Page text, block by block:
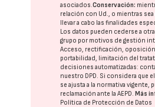
asociados.Conservación:
relación con Ud., o mientras sea
llevar a cabo las finalidades
Los datos pueden cederse a
grupo por motivos de gestión
Acceso, rectificación,
portabilidad, limitación del
decisiones automatizadas:
nuestro DPD. Si considera que
se ajusta a la normativa vigente,
reclamación ante laAEPD.Más
Política de Protección de Datos